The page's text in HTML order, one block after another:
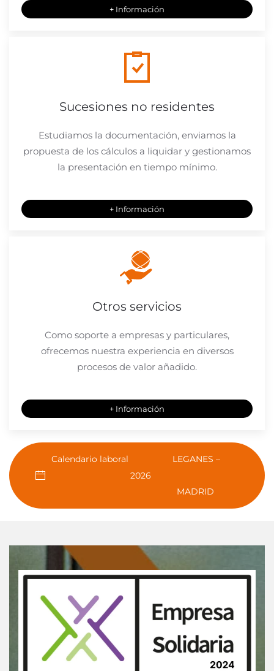
+ Información
Sucesiones no residentes
Estudiamos la documentación, enviamos la
propuesta de los cálculos a liquidar y gestionamos
la presentación en tiempo mínimo.
+ Información
Otros servicios
Como soporte a empresas y particulares,
ofrecemos nuestra experiencia en diversos
procesos de valor añadido.
+ Información
Calendario laboral
2026
LEGANES –
MADRID